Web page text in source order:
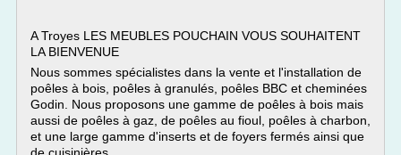
A Troyes LES MEUBLES POUCHAIN VOUS SOUHAITENT
LA BIENVENUE
Nous sommes spécialistes dans la vente et l'installation de
poêles à bois, poêles à granulés, poêles BBC et cheminées
Godin. Nous proposons une gamme de poêles à bois mais
aussi de poêles à gaz, de poêles au fioul, poêles à charbon,
et une large gamme d'inserts et de foyers fermés ainsi que